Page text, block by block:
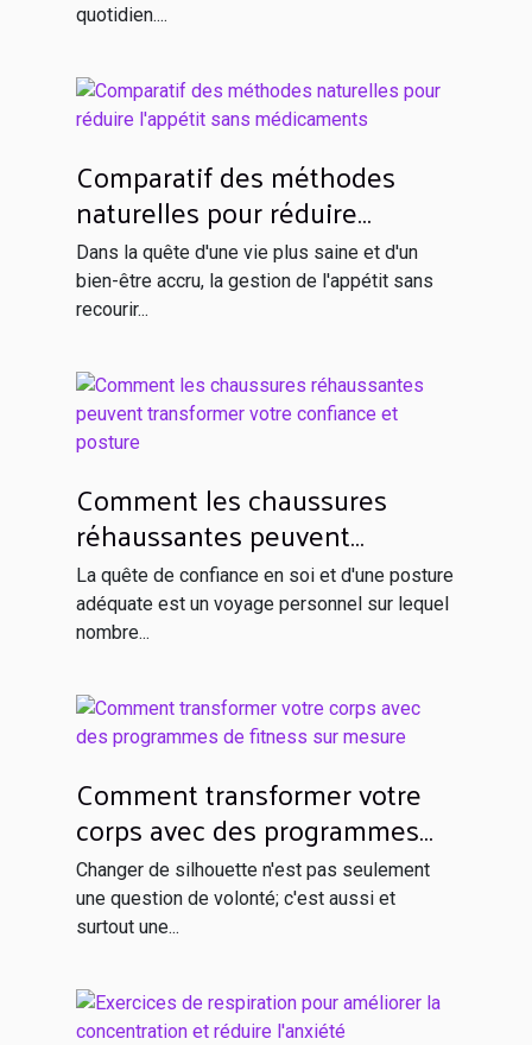
quotidien....
Comparatif des méthodes
naturelles pour réduire
l'appétit sans médicaments
Dans la quête d'une vie plus saine et d'un
bien-être accru, la gestion de l'appétit sans
recourir...
Comment les chaussures
réhaussantes peuvent
transformer votre confiance et
posture
La quête de confiance en soi et d'une posture
adéquate est un voyage personnel sur lequel
nombre...
Comment transformer votre
corps avec des programmes
de fitness sur mesure
Changer de silhouette n'est pas seulement
une question de volonté; c'est aussi et
surtout une...